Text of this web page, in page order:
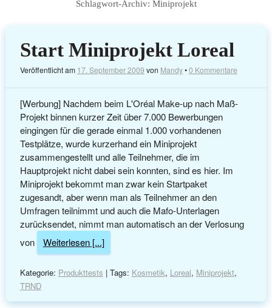
Schlagwort-Archiv: Miniprojekt
Start Miniprojekt Loreal
Veröffentlicht am 17. September 2009 von Mandy•0 Kommentare
[Werbung] Nachdem beim L'Oréal Make-up nach Maß-
Projekt binnen kurzer Zeit über 7.000 Bewerbungen
eingingen für die gerade einmal 1.000 vorhandenen
Testplätze, wurde kurzerhand ein Miniprojekt
zusammengestellt und alle Teilnehmer, die im
Hauptprojekt nicht dabei sein konnten, sind es hier. Im
Miniprojekt bekommt man zwar kein Startpaket
zugesandt, aber wenn man als Teilnehmer an den
Umfragen teilnimmt und auch die Mafo-Unterlagen
zurücksendet, nimmt man automatisch an der Verlosung
von
Weiterlesen [...]
Kategorie: Produkttests | Tags: Kosmetik, Loreal, Miniprojekt,
TRND